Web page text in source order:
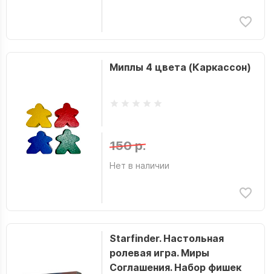
Миплы 4 цвета (Каркассон)
150 р.
Нет в наличии
Starfinder. Настольная
ролевая игра. Миры
Соглашения. Набор фишек